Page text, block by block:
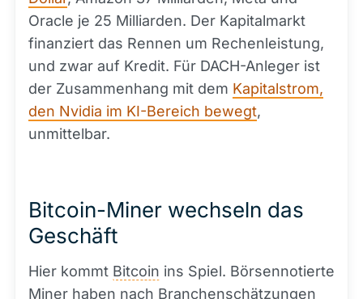
Oracle je 25 Milliarden. Der Kapitalmarkt
finanziert das Rennen um Rechenleistung,
und zwar auf Kredit. Für DACH-Anleger ist
der Zusammenhang mit dem Kapitalstrom,
den Nvidia im KI-Bereich bewegt,
unmittelbar.
Bitcoin-Miner wechseln das
Geschäft
Hier kommt Bitcoin ins Spiel. Börsennotierte
Miner haben nach Branchenschätzungen